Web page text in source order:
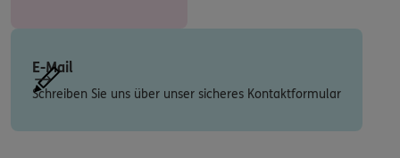
E-Mail
Schreiben Sie uns über unser sicheres Kontaktformular